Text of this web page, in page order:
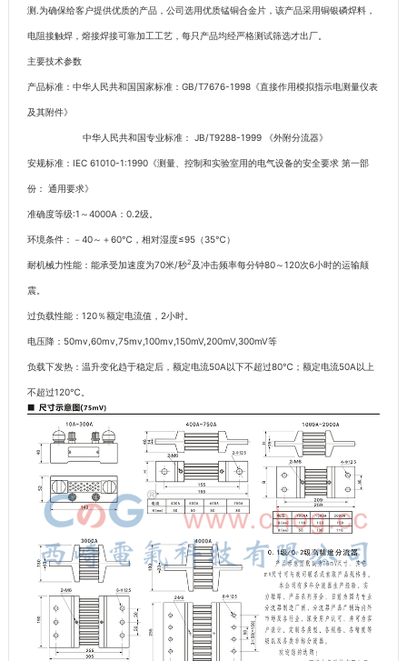
测.为确保给客户提供优质的产品，公司选用优质锰铜合金片，该产品采用铜银磷焊料，
电阻接触焊，熔接焊接可靠加工工艺，每只产品均经严格测试筛选才出厂。
主要技术参数
产品标准：中华人民共和国国家标准：GB/T7676-1998《直接作用模拟指示电测量仪表
及其附件》
中华人民共和国专业标准： JB/T9288-1999 《外附分流器》
安规标准：IEC 61010-1:1990《测量、控制和实验室用的电气设备的安全要求 第一部
份： 通用要求》
准确度等级:1～4000A：0.2级。
环境条件：－40～＋60℃，相对湿度≤95（35℃）
耐机械力性能：能承受加速度为70米/秒2 及冲击频率每分钟80～120次6小时的运输颠
震。
过负载性能：120％额定电流值，2小时。
电压降：50mv,60mv,75mv,100mv,150mV,200mV,300mV等
负载下发热：温升变化趋于稳定后，额定电流50A以下不超过80℃；额定电流50A以上
不超过120℃。